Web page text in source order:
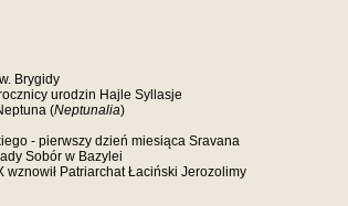
Brygidy
urodzin Hajle Syllasje
(Neptunalia)
- pierwszy dzień miesiąca Sravana
Sobór w Bazylei
wznowił Patriarchat Łaciński Jerozolimy